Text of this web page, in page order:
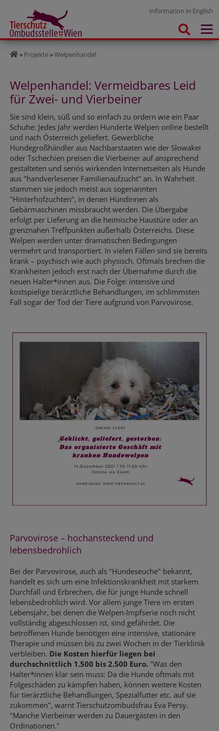
Information in English
» Projekte»Welpenhandel
Welpenhandel: Vermeidbares Leid
für Zwei- und Vierbeiner
Sie sind klein, süß und so einfach zu ordern wie ein Paar
Schuhe: Jedes Jahr werden Hunderte Welpen online bestellt
und nach Österreich geliefert. Gewerbliche
Hundegroßhändler aus Nachbarstaaten wie der Slowakei
oder Tschechien preisen die Vierbeiner auf ansprechend
gestalteten und seriös wirkenden Internetseiten als Hunde
aus "handverlesener Familienaufzucht" an. In Wahrheit
stammen sie jedoch meist aus sogenannten
"Hinterhofzuchten", in denen Hündinnen als
Gebärmaschinen missbraucht werden. Die Übergabe
erfolgt per Lieferung an die heimische Haustüre oder an
grenznahen Treffpunkten außerhalb Österreichs. Diese
Welpen werden unter dramatischen Bedingungen
vermehrt und transportiert. In vielen Fällen sind sie bereits
krank – psychisch wie auch physisch. Oftmals brechen die
Krankheiten jedoch erst nach der Übernahme durch die
neuen Halter*innen aus. Die Folge: intensive und
kostspielige tierärztliche Behandlungen, im schlimmsten
Fall sogar der Tod der Tiere aufgrund von Parvovirose.
Parvovirose – hochansteckend und
lebensbedrohlich
Bei der Parvovirose, auch als "Hundeseuche" bekannt,
handelt es sich um eine Infektionskrankheit mit starkem
Durchfall und Erbrechen, die für junge Hunde schnell
lebensbedrohlich wird. Vor allem junge Tiere im ersten
Lebensjahr, bei denen die Welpen-Impfserie noch nicht
vollständig abgeschlossen ist, sind gefährdet. Die
betroffenen Hunde benötigen eine intensive, stationäre
Therapie und müssen bis zu zwei Wochen in der Tierklinik
verbleiben. Die Kosten hierfür liegen bei
durchschnittlich 1.500 bis 2.500 Euro. "Was den
Halter*innen klar sein muss: Da die Hunde oftmals mit
Folgeschäden zu kämpfen haben, können weitere Kosten
für tierärztliche Behandlungen, Spezialfutter etc. auf sie
zukommen", warnt Tierschutzombudsfrau Eva Persy.
"Manche Vierbeiner werden zu Dauergästen in den
Ordinationen."